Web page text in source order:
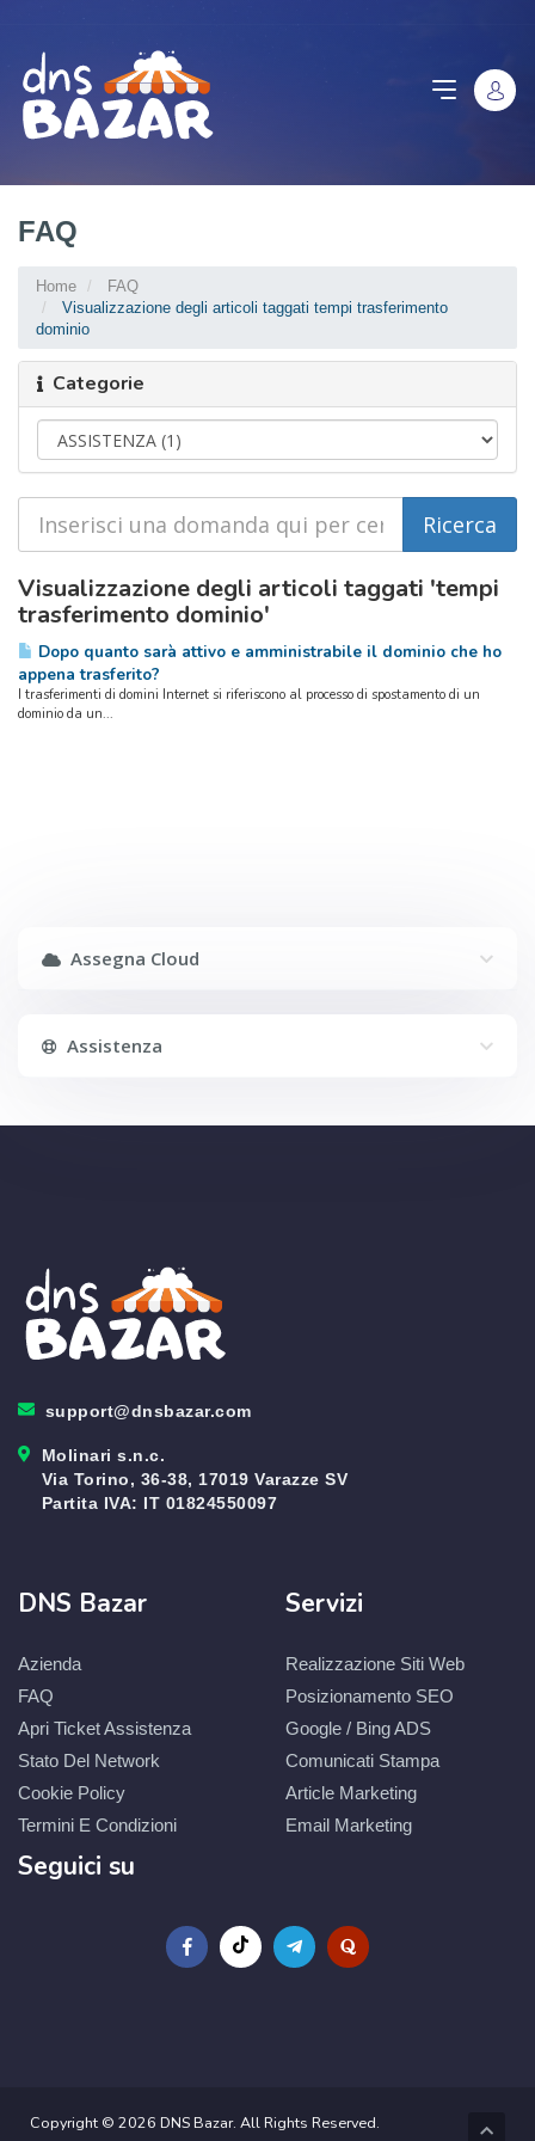
FAQ
Home
FAQ
Visualizzazione degli articoli taggati tempi trasferimento
dominio
Categorie
Visualizzazione degli articoli taggati 'tempi
trasferimento dominio'
Dopo quanto sarà attivo e amministrabile il dominio che ho
appena trasferito?
I trasferimenti di domini Internet si riferiscono al processo di spostamento di un
dominio da un...
Assegna Cloud
Assistenza
support@dnsbazar.com
Molinari s.n.c.
Via Torino, 36-38, 17019 Varazze SV
Partita IVA: IT 01824550097
DNS Bazar
Azienda
FAQ
Apri Ticket Assistenza
Stato Del Network
Cookie Policy
Termini E Condizioni
Servizi
Realizzazione Siti Web
Posizionamento SEO
Google / Bing ADS
Comunicati Stampa
Article Marketing
Email Marketing
Seguici su
Copyright © 2026 DNS Bazar. All Rights Reserved.